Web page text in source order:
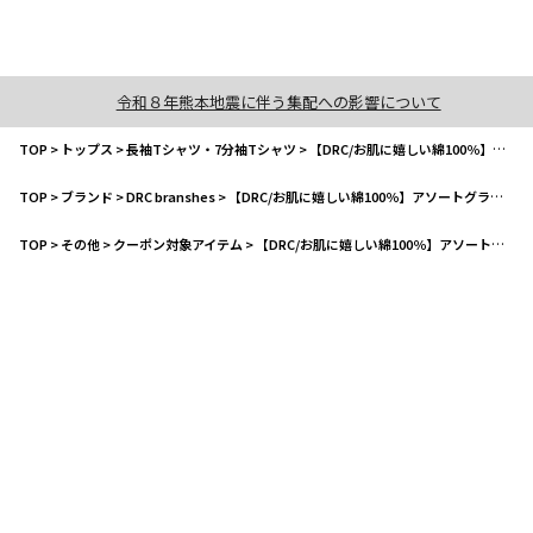
令和８年熊本地震に伴う集配への影響について
TOP> トップス >長袖Tシャツ・7分袖Tシャツ > 【DRC/お肌に嬉しい綿100％】アソートグラフィック長袖Tシャツ(WEB限定カラーあり）
TOP>ブランド >DRC branshes> 【DRC/お肌に嬉しい綿100％】アソートグラフィック長袖Tシャツ(WEB限定カラーあり）
TOP>その他>クーポン対象アイテム > 【DRC/お肌に嬉しい綿100％】アソートグラフィック長袖Tシャツ(WEB限定カラーあり）